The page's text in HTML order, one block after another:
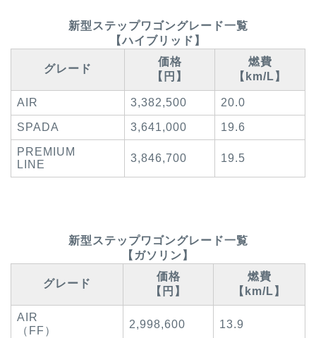
新型ステップワゴングレード一覧
【ハイブリッド】
グレード
価格
【円】
燃費
【km/L】
AIR 3,382,500 20.0
SPADA 3,641,000 19.6
PREMIUM
LINE
3,846,700 19.5
新型ステップワゴングレード一覧
【ガソリン】
グレード
価格
【円】
燃費
【km/L】
AIR
（FF）
2,998,600 13.9